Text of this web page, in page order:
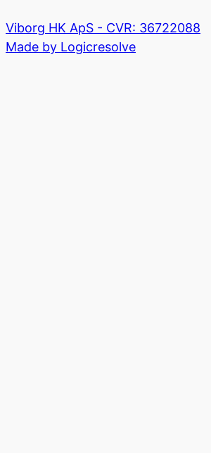
Viborg HK ApS - CVR: 36722088
Made by Logicresolve